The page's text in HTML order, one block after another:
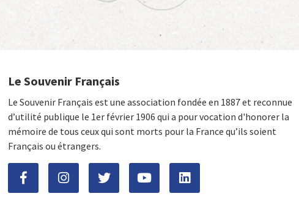
Le Souvenir Français
Le Souvenir Français est une association fondée en 1887 et reconnue
d’utilité publique le 1er février 1906 qui a pour vocation d'honorer la
mémoire de tous ceux qui sont morts pour la France qu’ils soient
Français ou étrangers.